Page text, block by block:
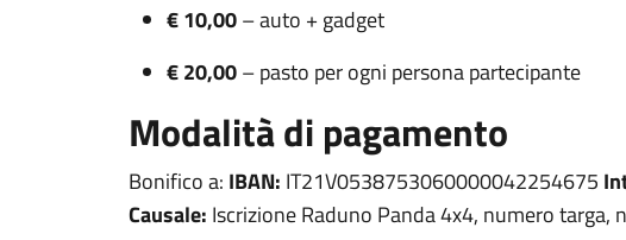
€ 10,00– auto + gadget
€ 20,00– pasto per ogni persona partecipante
Modalità di pagamento
Bonifico a: IBAN: IT21V0538753060000042254675
Causale: Iscrizione Raduno Panda 4x4, numero targa,